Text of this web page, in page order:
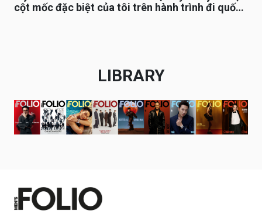
cột mốc đặc biệt của tôi trên hành trình đi quốc
LIBRARY